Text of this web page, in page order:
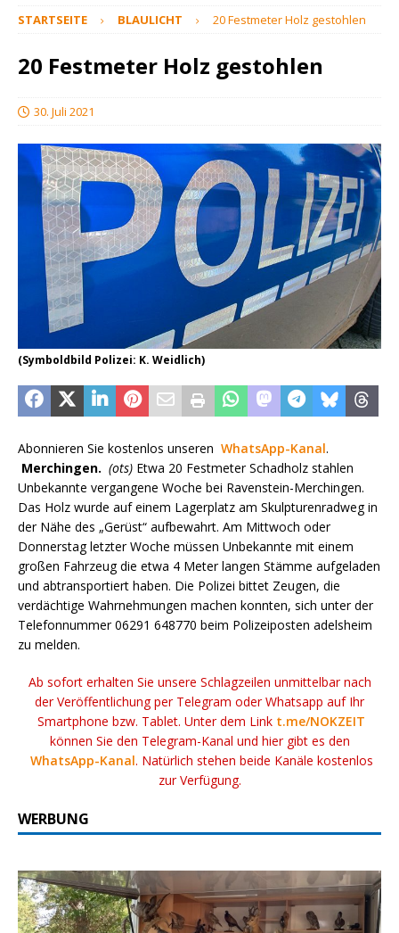
STARTSEITE BLAULICHT 20 Festmeter Holz gestohlen
20 Festmeter Holz gestohlen
30. Juli 2021
(Symboldbild Polizei: K. Weidlich)
Abonnieren Sie kostenlos unseren WhatsApp-Kanal.
Merchingen. (ots) Etwa 20 Festmeter Schadholz stahlen
Unbekannte vergangene Woche bei Ravenstein-Merchingen.
Das Holz wurde auf einem Lagerplatz am Skulpturenradweg in
der Nähe des „Gerüst“ aufbewahrt. Am Mittwoch oder
Donnerstag letzter Woche müssen Unbekannte mit einem
großen Fahrzeug die etwa 4 Meter langen Stämme aufgeladen
und abtransportiert haben. Die Polizei bittet Zeugen, die
verdächtige Wahrnehmungen machen konnten, sich unter der
Telefonnummer 06291 648770 beim Polizeiposten adelsheim
zu melden.
Ab sofort erhalten Sie unsere Schlagzeilen unmittelbar nach
der Veröffentlichung per Telegram oder Whatsapp auf Ihr
Smartphone bzw. Tablet. Unter dem Link t.me/NOKZEIT
können Sie den Telegram-Kanal und hier gibt es den
WhatsApp-Kanal. Natürlich stehen beide Kanäle kostenlos
zur Verfügung.
WERBUNG